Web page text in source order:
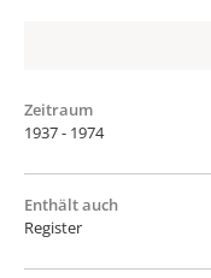
Zeitraum
1937 - 1974
Enthält auch
Register